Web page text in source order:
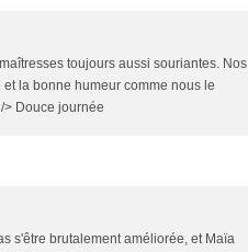
toujours aussi souriantes. Nos
la bonne humeur comme nous le
> Douce journée
s'être brutalement améliorée, et Maïa